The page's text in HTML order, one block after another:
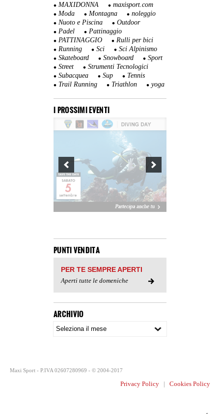
MAXIDONNA
maxisport.com
Moda
Montagna
noleggio
Nuoto e Piscina
Outdoor
Padel
Pattinaggio
PATTINAGGIO
Rulli per bici
Running
Sci
Sci Alpinismo
Skateboard
Snowboard
Sport
Street
Strumenti Tecnologici
Subacquea
Sup
Tennis
Trail Running
Triathlon yoga
I PROSSIMI EVENTI
PUNTI VENDITA
PER TE SEMPRE APERTI
Aperti tutte le domeniche
ARCHIVIO
Maxi Sport - P.IVA 02607280969 - © 2004-2017
Privacy Policy| Cookies Policy